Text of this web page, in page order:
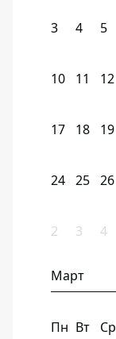
3 4 5
10 11 12
17 18 19
24 25 26
2 3 4
Март
Пн Вт Ср